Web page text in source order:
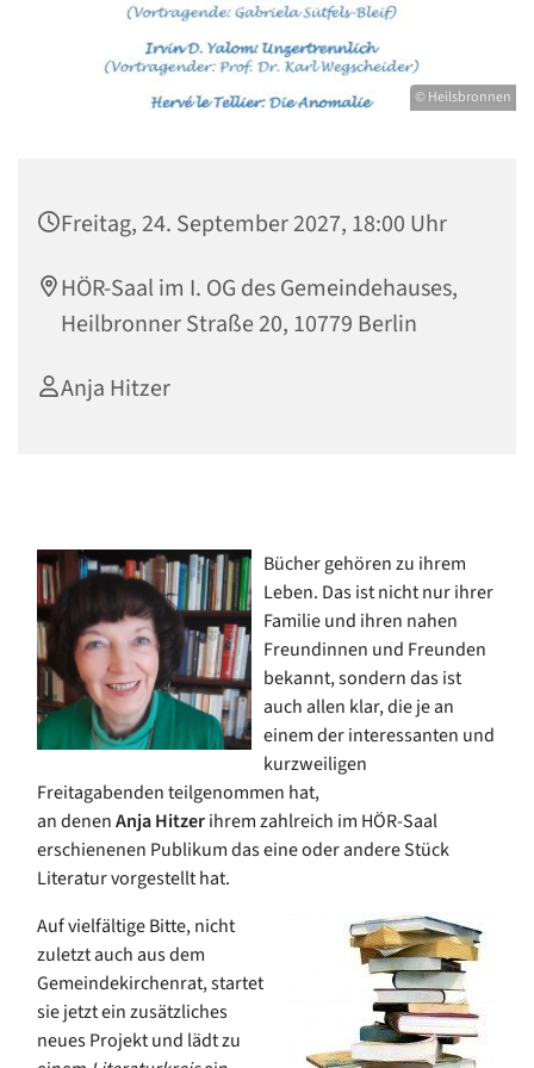
© Heilsbronnen
Freitag, 24. September 2027, 18:00 Uhr
HÖR-Saal im I. OG des Gemeindehauses,
Heilbronner Straße 20, 10779 Berlin
Anja Hitzer
Bücher gehören zu ihrem
Leben. Das ist nicht nur ihrer
Familie und ihren nahen
Freundinnen und Freunden
bekannt, sondern das ist
auch allen klar, die je an
einem der interessanten und
kurzweiligen
Freitagabenden teilgenommen hat,
an denenAnja Hitzerihrem zahlreich im HÖR-Saal
erschienenen Publikum das eine oder andere Stück
Literatur vorgestellt hat.
Auf vielfältige Bitte, nicht
zuletzt auch aus dem
Gemeindekirchenrat, startet
sie jetzt ein zusätzliches
neues Projekt und lädt zu